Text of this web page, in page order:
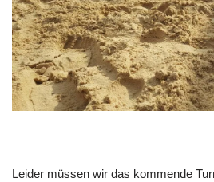
Leider müssen wir das kommende